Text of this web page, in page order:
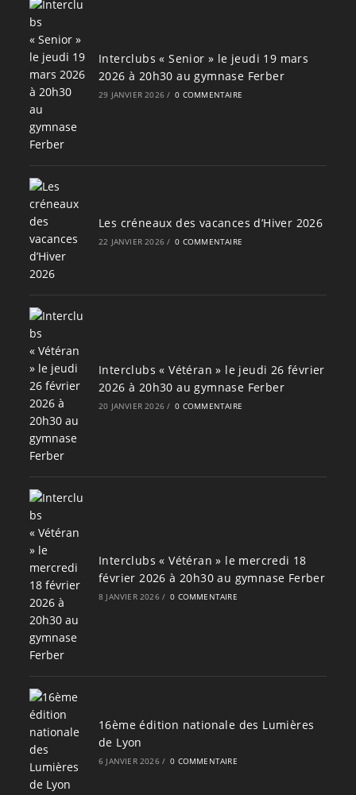
Interclubs « Senior » le jeudi 19 mars
2026 à 20h30 au gymnase Ferber
29 JANVIER 2026 / 0 COMMENTAIRE
Les créneaux des vacances d’Hiver 2026
22 JANVIER 2026 / 0 COMMENTAIRE
Interclubs « Vétéran » le jeudi 26 février
2026 à 20h30 au gymnase Ferber
20 JANVIER 2026 / 0 COMMENTAIRE
Interclubs « Vétéran » le mercredi 18
février 2026 à 20h30 au gymnase Ferber
8 JANVIER 2026 / 0 COMMENTAIRE
16ème édition nationale des Lumières
de Lyon
6 JANVIER 2026 / 0 COMMENTAIRE